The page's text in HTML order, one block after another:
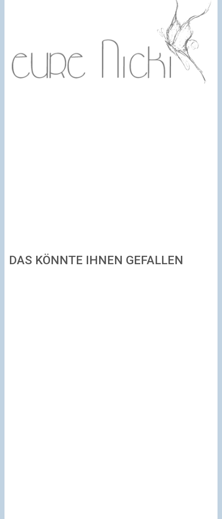
DAS KÖNNTE IHNEN GEFALLEN